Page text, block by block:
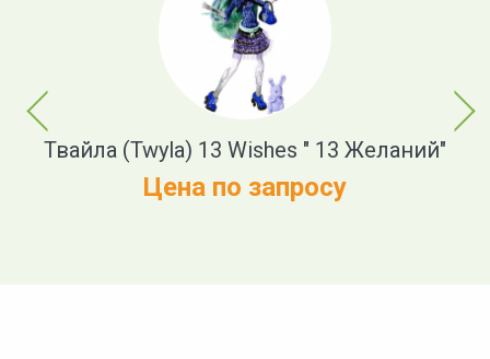
Previous
Твайла (Twyla) 13 Wishes " 13 Желаний"
Цена по запросу
Next